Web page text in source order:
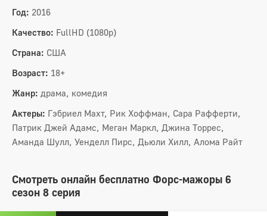
Год: 2016
Качество: FullHD (1080p)
Страна: США
Возраст: 18+
Жанр: драма, комедия
Актеры: Гэбриел Махт, Рик Хоффман, Сара Рафферти,
Патрик Джей Адамс, Меган Маркл, Джина Торрес,
Аманда Шулл, Уенделл Пирс, Дьюли Хилл, Алома Райт
Смотреть онлайн бесплатно Форс-мажоры 6
сезон 8 серия